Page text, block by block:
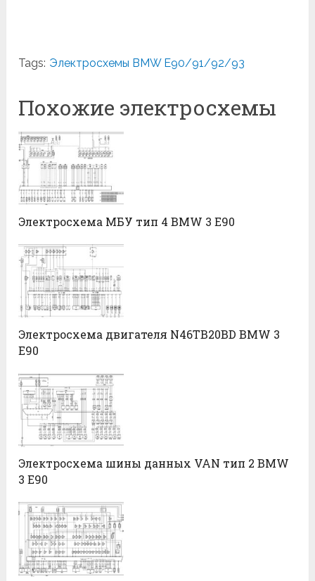
Tags: Электросхемы BMW E90/91/92/93
Похожие электросхемы
Электросхема МБУ тип 4 BMW 3 E90
Электросхема двигателя N46TB20ВD BMW 3
E90
Электросхема шины данных VAN тип 2 BMW
3 E90